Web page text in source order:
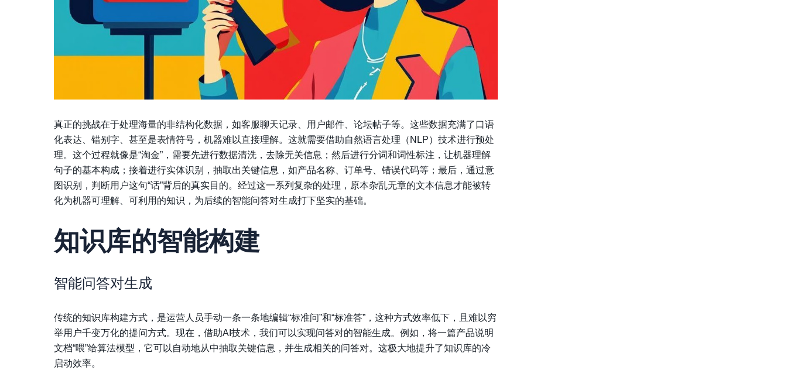
真正的挑战在于处理海量的非结构化数据 ，如客服聊天记录、用户邮件、论坛帖子等。这些数据充满了口语
化表达、错别字、甚至是表情符号，机器难以直接理解。这就需要借助自然语言处理（NLP）技术进行预处
理。这个过程就像是“淘金”，需要先进行数据清洗，去除无关信息；然后进行分词和词性标注，让机器理解
句子的基本构成；接着进行实体识别，抽取出关键信息，如产品名称、订单号、错误代码等；最后，通过意
图识别，判断用户这句“话”背后的真实目的。经过这一系列复杂的处理，原本杂乱无章的文本信息才能被转
化为机器可理解、可利用的知识，为后续的智能问答对生成打下坚实的基础。
知识库的智能构建
智能问答对生成
传统的知识库构建方式，是运营人员手动一条一条地编辑“标准问”和“标准答”，这种方式效率低下，且难以穷
举用户千变万化的提问方式。现在，借助AI技术，我们可以实现问答对的智能生成。例如，将一篇产品说明
文档“喂”给算法模型，它可以自动地从中抽取关键信息，并生成相关的问答对。这极大地提升了知识库的冷
启动效率。